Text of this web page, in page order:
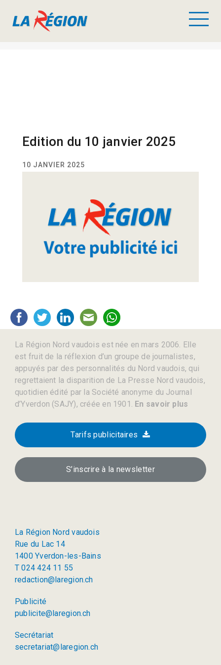
Edition du 10 janvier 2025
10 JANVIER 2025
La Région Nord vaudois est née en mars 2006. Elle
est fruit de la réflexion d’un groupe de journalistes,
appuyés par des personnalités du Nord vaudois, qui
regrettaient la disparition de La Presse Nord vaudois,
quotidien édité par la Société anonyme du Journal
d’Yverdon (SAJY), créée en 1901. En savoir plus
Tarifs publicitaires
S’inscrire à la newsletter
La Région Nord vaudois
Rue du Lac 14
1400 Yverdon-les-Bains
T 024 424 11 55
redaction@laregion.ch
Publicité
publicite@laregion.ch
Secrétariat
secretariat@laregion.ch